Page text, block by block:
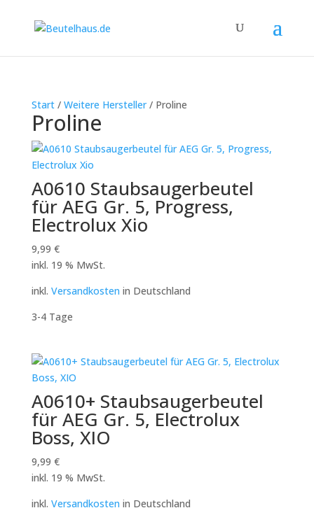
Start/ Weitere Hersteller/ Proline
Proline
A0610 Staubsaugerbeutel
für AEG Gr. 5, Progress,
Electrolux Xio
9,99 €
inkl. 19 % MwSt.
inkl. Versandkosten in Deutschland
3-4 Tage
A0610+ Staubsaugerbeutel
für AEG Gr. 5, Electrolux
Boss, XIO
9,99 €
inkl. 19 % MwSt.
inkl. Versandkosten in Deutschland